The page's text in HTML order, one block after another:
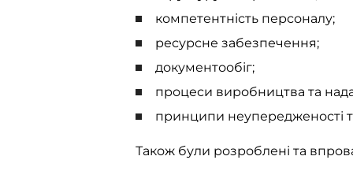
компетентність персоналу;
ресурсне забезпечення;
документообіг;
процеси виробництва та
принципи неупередженості
Також були розроблені та